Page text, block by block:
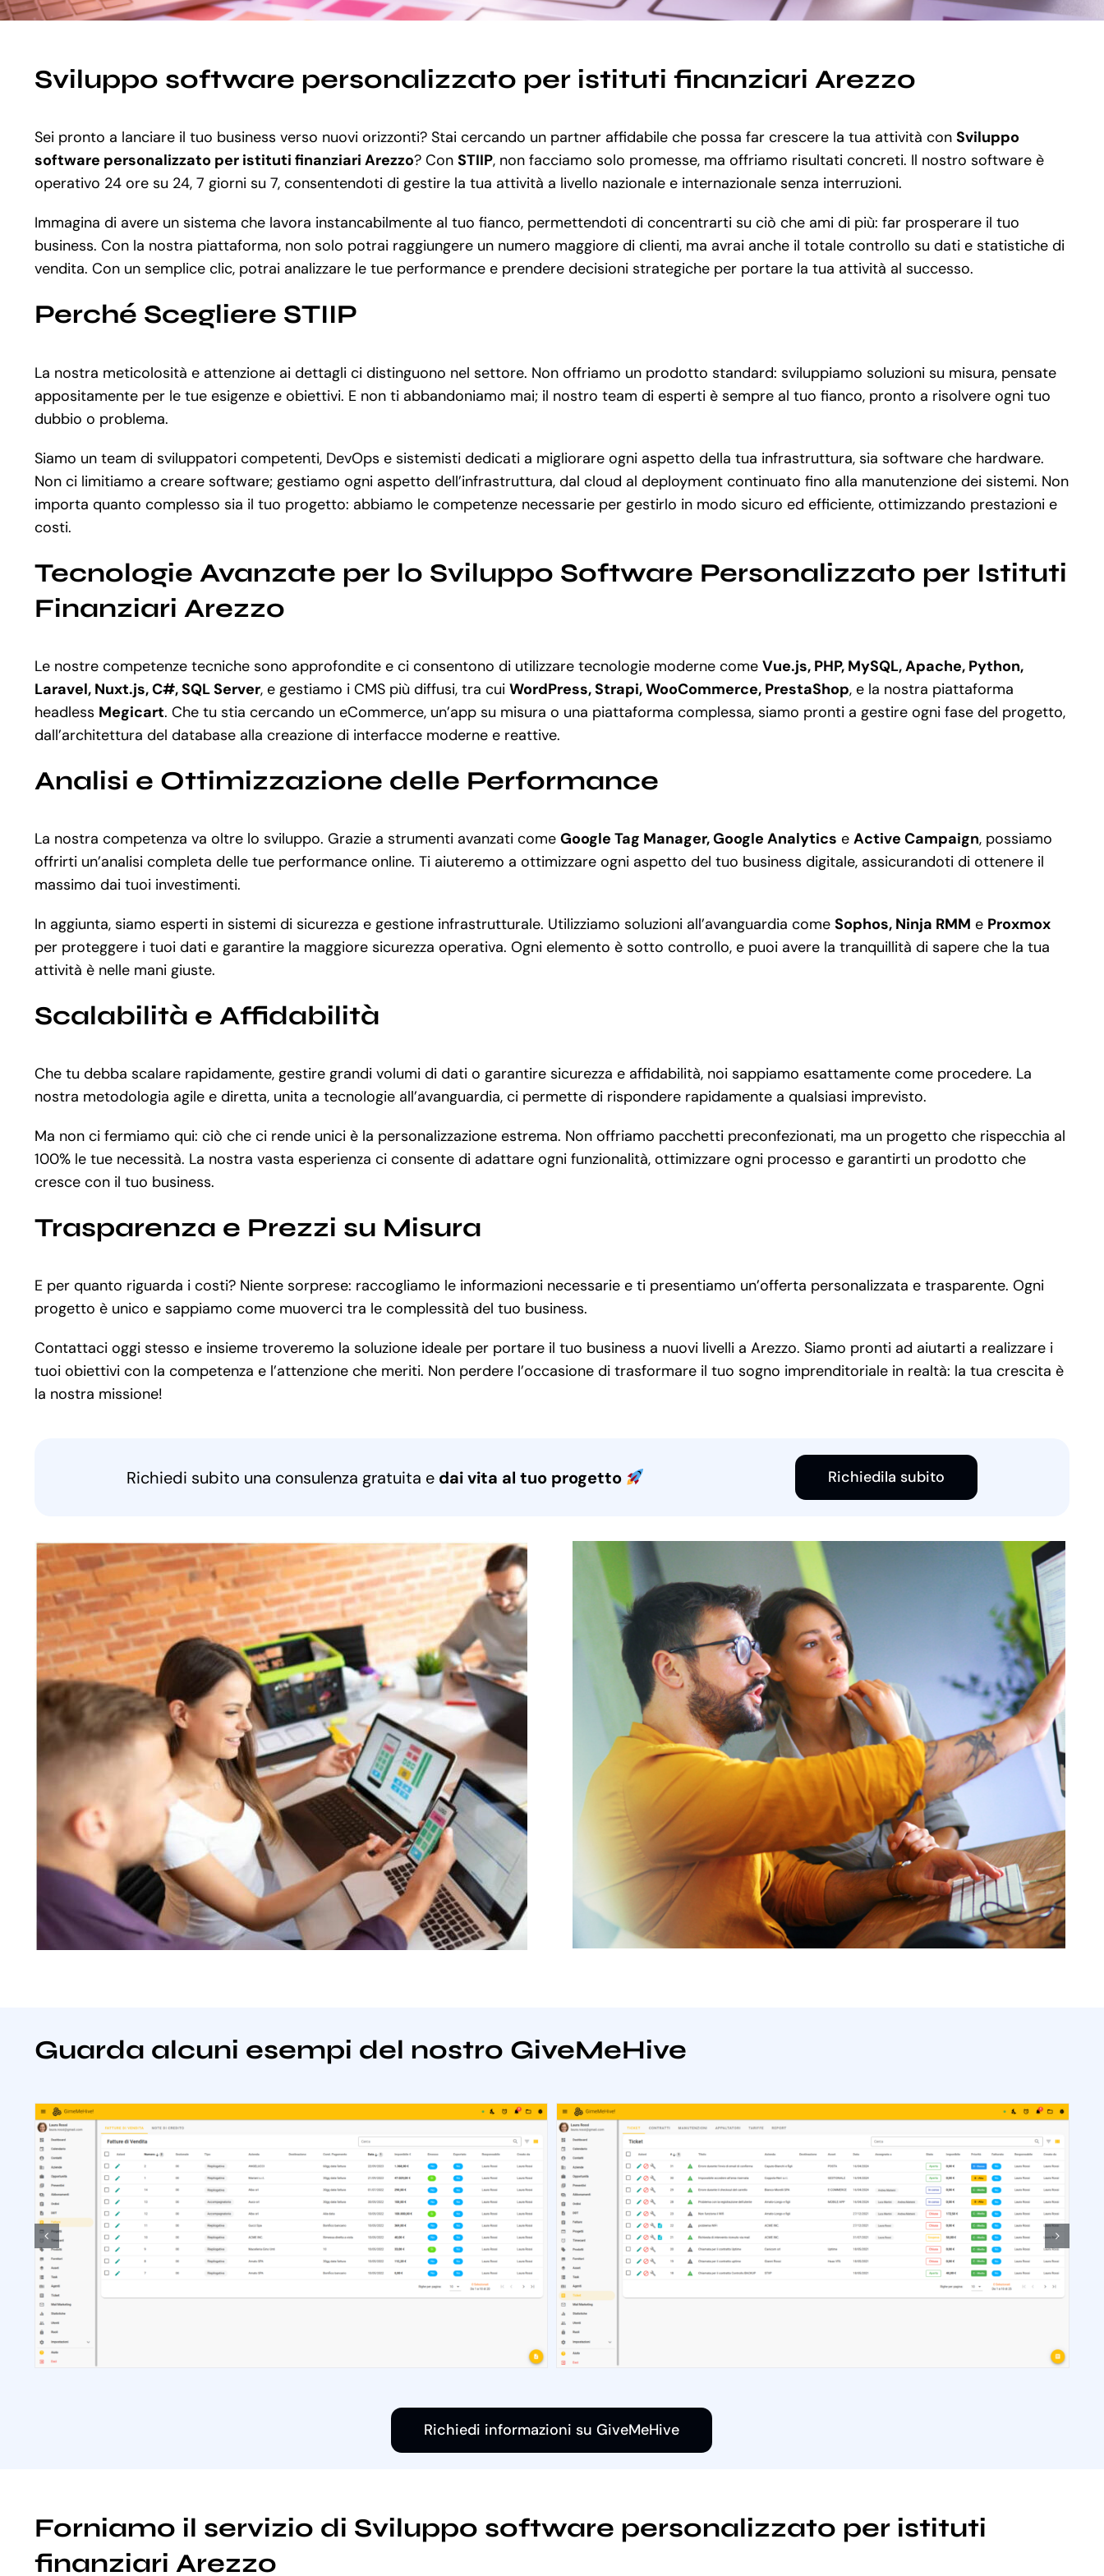
Sviluppo software personalizzato per istituti finanziari Arezzo
Sei pronto a lanciare il tuo business verso nuovi orizzonti? Stai cercando un partner affidabile che possa far crescere la tua attività con Sviluppo
software personalizzato per istituti finanziari Arezzo? Con STIIP, non facciamo solo promesse, ma offriamo risultati concreti. Il nostro software è
operativo 24 ore su 24, 7 giorni su 7, consentendoti di gestire la tua attività a livello nazionale e internazionale senza interruzioni.
Immagina di avere un sistema che lavora instancabilmente al tuo fianco, permettendoti di concentrarti su ciò che ami di più: far prosperare il tuo
business. Con la nostra piattaforma, non solo potrai raggiungere un numero maggiore di clienti, ma avrai anche il totale controllo su dati e statistiche di
vendita. Con un semplice clic, potrai analizzare le tue performance e prendere decisioni strategiche per portare la tua attività al successo.
Perché Scegliere STIIP
La nostra meticolosità e attenzione ai dettagli ci distinguono nel settore. Non offriamo un prodotto standard: sviluppiamo soluzioni su misura, pensate
appositamente per le tue esigenze e obiettivi. E non ti abbandoniamo mai; il nostro team di esperti è sempre al tuo fianco, pronto a risolvere ogni tuo
dubbio o problema.
Siamo un team di sviluppatori competenti, DevOps e sistemisti dedicati a migliorare ogni aspetto della tua infrastruttura, sia software che hardware.
Non ci limitiamo a creare software; gestiamo ogni aspetto dell’infrastruttura, dal cloud al deployment continuato fino alla manutenzione dei sistemi. Non
importa quanto complesso sia il tuo progetto: abbiamo le competenze necessarie per gestirlo in modo sicuro ed efficiente, ottimizzando prestazioni e
costi.
Tecnologie Avanzate per lo Sviluppo Software Personalizzato per Istituti
Finanziari Arezzo
Le nostre competenze tecniche sono approfondite e ci consentono di utilizzare tecnologie moderne come Vue.js, PHP, MySQL, Apache, Python,
Laravel, Nuxt.js, C#, SQL Server, e gestiamo i CMS più diffusi, tra cui WordPress, Strapi, WooCommerce, PrestaShop, e la nostra piattaforma
headless Megicart. Che tu stia cercando un eCommerce, un’app su misura o una piattaforma complessa, siamo pronti a gestire ogni fase del progetto,
dall’architettura del database alla creazione di interfacce moderne e reattive.
Analisi e Ottimizzazione delle Performance
La nostra competenza va oltre lo sviluppo. Grazie a strumenti avanzati come Google Tag Manager, Google Analytics e Active Campaign, possiamo
offrirti un’analisi completa delle tue performance online. Ti aiuteremo a ottimizzare ogni aspetto del tuo business digitale, assicurandoti di ottenere il
massimo dai tuoi investimenti.
In aggiunta, siamo esperti in sistemi di sicurezza e gestione infrastrutturale. Utilizziamo soluzioni all’avanguardia come Sophos, Ninja RMM e Proxmox
per proteggere i tuoi dati e garantire la maggiore sicurezza operativa. Ogni elemento è sotto controllo, e puoi avere la tranquillità di sapere che la tua
attività è nelle mani giuste.
Scalabilità e Affidabilità
Che tu debba scalare rapidamente, gestire grandi volumi di dati o garantire sicurezza e affidabilità, noi sappiamo esattamente come procedere. La
nostra metodologia agile e diretta, unita a tecnologie all’avanguardia, ci permette di rispondere rapidamente a qualsiasi imprevisto.
Ma non ci fermiamo qui: ciò che ci rende unici è la personalizzazione estrema. Non offriamo pacchetti preconfezionati, ma un progetto che rispecchia al
100% le tue necessità. La nostra vasta esperienza ci consente di adattare ogni funzionalità, ottimizzare ogni processo e garantirti un prodotto che
cresce con il tuo business.
Trasparenza e Prezzi su Misura
E per quanto riguarda i costi? Niente sorprese: raccogliamo le informazioni necessarie e ti presentiamo un’offerta personalizzata e trasparente. Ogni
progetto è unico e sappiamo come muoverci tra le complessità del tuo business.
Contattaci oggi stesso e insieme troveremo la soluzione ideale per portare il tuo business a nuovi livelli a Arezzo. Siamo pronti ad aiutarti a realizzare i
tuoi obiettivi con la competenza e l’attenzione che meriti. Non perdere l’occasione di trasformare il tuo sogno imprenditoriale in realtà: la tua crescita è
la nostra missione!
Richiedi subito una consulenza gratuita e dai vita al tuo progetto Richiedila subito
Guarda alcuni esempi del nostro GiveMeHive
Richiedi informazioni su GiveMeHive
Forniamo il servizio di Sviluppo software personalizzato per istituti
finanziari Arezzo